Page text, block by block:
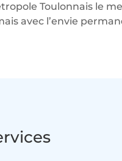
Toulonnais le
avec l’envie